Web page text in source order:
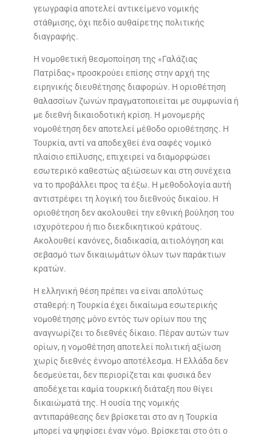
γεωγραφία αποτελεί αντικείμενο νομικής
στάθμισης, όχι πεδίο αυθαίρετης πολιτικής
διαγραφής.
Η νομοθετική θεσμοποίηση της «Γαλάζιας
Πατρίδας» προσκρούει επίσης στην αρχή της
ειρηνικής διευθέτησης διαφορών. Η οριοθέτηση
θαλασσίων ζωνών πραγματοποιείται με συμφωνία ή
με διεθνή δικαιοδοτική κρίση. Η μονομερής
νομοθέτηση δεν αποτελεί μέθοδο οριοθέτησης. Η
Τουρκία, αντί να αποδεχθεί ένα σαφές νομικό
πλαίσιο επίλυσης, επιχειρεί να διαμορφώσει
εσωτερικό καθεστώς αξιώσεων και στη συνέχεια
να το προβάλλει προς τα έξω. Η μεθοδολογία αυτή
αντιστρέφει τη λογική του διεθνούς δικαίου. Η
οριοθέτηση δεν ακολουθεί την εθνική βούληση του
ισχυρότερου ή πιο διεκδικητικού κράτους.
Ακολουθεί κανόνες, διαδικασία, αιτιολόγηση και
σεβασμό των δικαιωμάτων όλων των παράκτιων
κρατών.
Η ελληνική θέση πρέπει να είναι απολύτως
σταθερή: η Τουρκία έχει δικαίωμα εσωτερικής
νομοθέτησης μόνο εντός των ορίων που της
αναγνωρίζει το διεθνές δίκαιο. Πέραν αυτών των
ορίων, η νομοθέτηση αποτελεί πολιτική αξίωση
χωρίς διεθνές έννομο αποτέλεσμα. Η Ελλάδα δεν
δεσμεύεται, δεν περιορίζεται και φυσικά δεν
αποδέχεται καμία τουρκική διάταξη που θίγει
δικαιώματά της. Η ουσία της νομικής
αντιπαράθεσης δεν βρίσκεται στο αν η Τουρκία
μπορεί να ψηφίσει έναν νόμο. Βρίσκεται στο ότι ο